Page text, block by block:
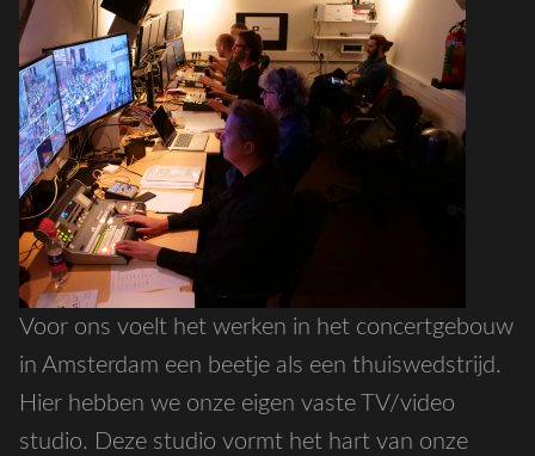
Voor ons voelt het werken in het concertgebouw
in Amsterdam een beetje als een thuiswedstrijd.
Hier hebben we onze eigen vaste TV/video
studio. Deze studio vormt het hart van onze